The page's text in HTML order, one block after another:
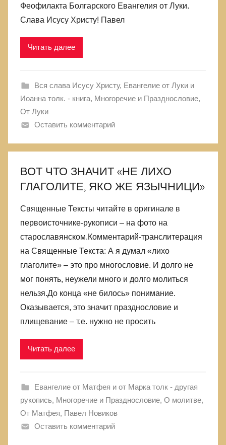
Феофилакта Болгарского Евангелия от Луки.
Слава Исусу Христу! Павел
Читать далее
Вся слава Исусу Христу, Евангелие от Луки и
Иоанна толк. - книга, Многоречие и Празднословие,
От Луки
Оставить комментарий
ВОТ ЧТО ЗНАЧИТ «НЕ ЛИХО
ГЛАГОЛИТЕ, ЯКО ЖЕ ЯЗЫЧНИЦИ»
Священные Тексты читайте в оригинале в
первоисточнике-рукописи – на фото на
старославянском.Комментарий-транслитерация
на Священные Текста: А я думал «лихо
глаголите» – это про многословие. И долго не
мог понять, неужели много и долго молиться
нельзя.До конца «не билось» понимание.
Оказывается, это значит празднословие и
плищевание – т.е. нужно не просить
Читать далее
Евангелие от Матфея и от Марка толк - другая
рукопись, Многоречие и Празднословие, О молитве,
От Матфея, Павел Новиков
Оставить комментарий